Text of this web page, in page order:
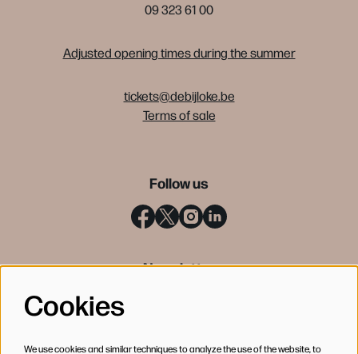
09 323 61 00
Adjusted opening times during the summer
tickets@debijloke.be
Terms of sale
Follow us
Newsletter
Cookies
We use cookies and similar techniques to analyze the use of the website, to